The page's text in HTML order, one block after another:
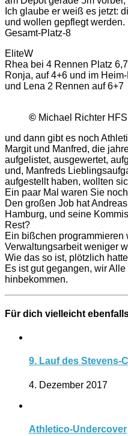
Ich glaube er weiß es jetzt:
und wollen gepflegt werden.
Gesamt-Platz-8
EliteW
Rhea bei 4 Rennen Platz
Ronja, auf 4+6 und im
und Lena 2 Rennen auf 6+7
© Michael Richter HFS
und dann gibt es noch
Margit und Manfred, die
aufgelistet, ausgewertet,
und, Manfreds
aufgestellt haben, wollten
Ein paar Mal waren Sie
Den großen Job hat
Hamburg, und seine
Rest?
Ein bißchen
Verwaltungsarbeit weniger
Wie das so ist, plötzlich
Es ist gut gegangen, wir
hinbekommen.
Für dich vielleicht
9. Lauf des Stevens-
4. Dezember 2017
Athletico-Undercover